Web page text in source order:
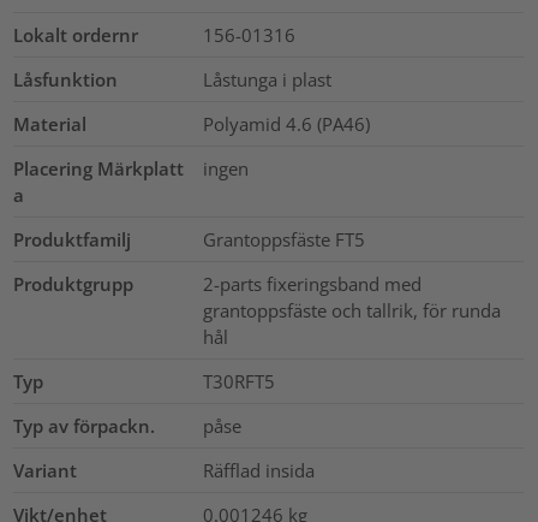
Lokalt ordernr
156-01316
Låsfunktion
Låstunga i plast
Material
Polyamid 4.6 (PA46)
Placering Märkplatt
a
ingen
Produktfamilj
Grantoppsfäste FT5
Produktgrupp
2-parts fixeringsband med
grantoppsfäste och tallrik, för runda
hål
Typ
T30RFT5
Typ av förpackn.
påse
Variant
Räfflad insida
Vikt/enhet
0.001246 kg